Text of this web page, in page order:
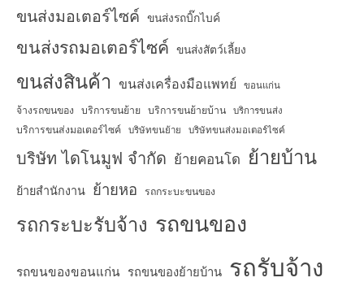
ขนส่งมอเตอร์ไซค์ ขนส่งรถบิ๊กไบค์
ขนส่งรถมอเตอร์ไซค์ ขนส่งสัตว์เลี้ยง
ขนส่งสินค้า ขนส่งเครื่องมือแพทย์ ขอนแก่น
จ้างรถขนของ บริการขนย้าย บริการขนย้ายบ้าน บริการขนส่ง
บริการขนส่งมอเตอร์ไซค์ บริษัทขนย้าย บริษัทขนส่งมอเตอร์ไซค์
บริษัท ไดโนมูฟ จำกัด ย้ายคอนโด ย้ายบ้าน
ย้ายสำนักงาน ย้ายหอ รถกระบะขนของ
รถกระบะรับจ้าง รถขนของ
รถขนของขอนแก่น รถขนของย้ายบ้าน รถรับจ้าง